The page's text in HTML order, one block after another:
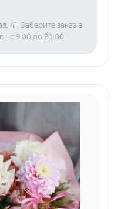
41. Заберите заказ в
- с 9:00 до 20:00